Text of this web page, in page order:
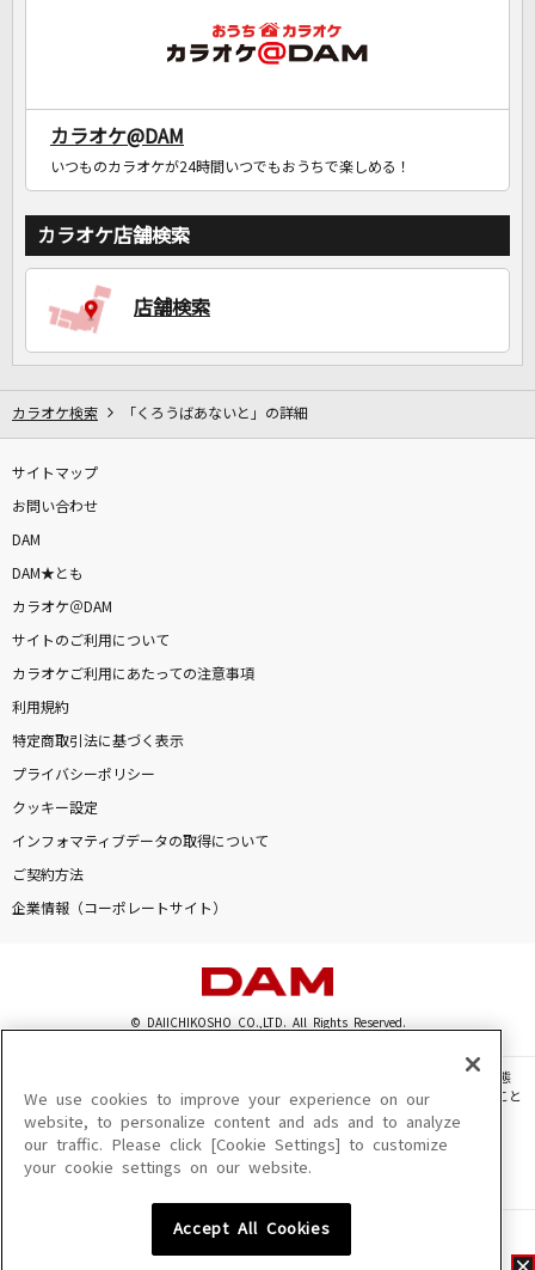
カラオケ@DAM
いつものカラオケが24時間いつでもおうちで楽しめる！
カラオケ店舗検索
店舗検索
カラオケ検索 「くろうばあないと」の詳細
サイトマップ
お問い合わせ
DAM
DAM★とも
カラオケ＠DAM
サイトのご利用について
カラオケご利用にあたっての注意事項
利用規約
特定商取引法に基づく表示
プライバシーポリシー
クッキー設定
インフォマティブデータの取得について
ご契約方法
企業情報（コーポレートサイト）
© DAIICHIKOSHO CO.,LTD. All Rights Reserved.
このサイトに掲載されている一切の文章・画像・写真・動画・音声等を、手段や形態
を問わず、著作権法の定める範囲を超えて無断で複製、転載、ファイル化などすること
を禁じます。
楽曲及びコンテンツは、機種によりご利用いただけない場合があります。
楽曲及びコンテンツの配信日、配信内容が変更になる場合があります。
We use cookies to improve your experience on our
website, to personalize content and ads and to analyze
our traffic. Please click [Cookie Settings] to customize
your cookie settings on our website.
Accept All Cookies